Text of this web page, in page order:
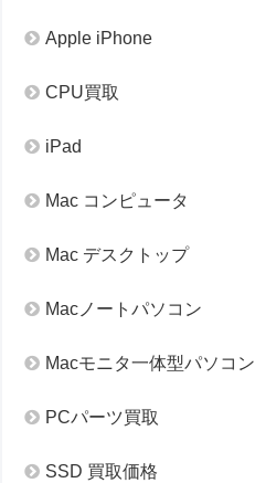
Apple iPhone
CPU買取
iPad
Mac コンピュータ
Mac デスクトップ
Macノートパソコン
Macモニタ一体型パソコン
PCパーツ買取
SSD 買取価格